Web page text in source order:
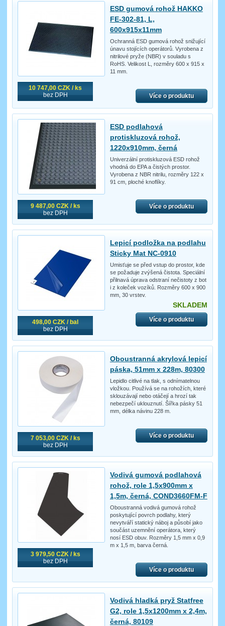
10 747,00 CZK / ks
bez DPH
ESD gumová rohož HAKKO
FE-302-81, L,
600x915x11mm
Ochranná ESD gumová rohož snižující
únavu stojících operátorů. Vyrobena z
nitrilové pryže (NBR) v souladu s
RoHS. Velikost L, rozměry 600 x 915 x
11 mm.
Více o produktu
9 487,00 CZK / ks
bez DPH
ESD podlahová
protiskluzová rohož,
1220x910mm, černá
Univerzální protiskluzová ESD rohož
vhodná do EPA a čistých prostor.
Vyrobena z NBR nitrilu, rozměry 122 x
91 cm, ploché knoflíky.
Více o produktu
498,00 CZK / bal
bez DPH
Lepicí podložka na podlahu
Sticky Mat NC-0910
Umisťuje se před vstup do prostor, kde
se požaduje zvýšená čistota. Speciální
přilnavá úprava odstraní nečistoty z bot
i z koleček vozíků. Rozměry 600 x 900
mm, 30 vrstev.
SKLADEM
Více o produktu
7 053,00 CZK / ks
bez DPH
Oboustranná akrylová lepicí
páska, 51mm x 228m, 80300
Lepidlo citlivé na tlak, s odnímatelnou
vložkou. Používá se na rohožích, které
sklouzávají nebo otáčejí a hrozí tak
nebezpečí uklouznutí. Šířka pásky 51
mm, délka návinu 228 m.
Více o produktu
3 979,50 CZK / ks
bez DPH
Vodivá gumová podlahová
rohož, role 1,5x900mm x
1,5m, černá, COND3660FM-F
Oboustranná vodivá gumová rohož
poskytující povrch podlahy, který
nevytváří statický náboj a působí jako
součást uzemnění operátora, který
nosí ESD obuv. Rozměry 1,5 mm x 0,9
m x 1,5 m, barva černá.
Více o produktu
Vodivá hladká pryž Statfree
G2, role 1,5x1200mm x 2,4m,
černá, 80109